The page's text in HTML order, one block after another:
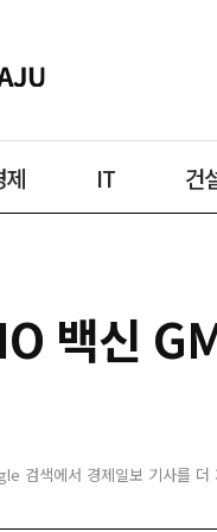
제 IT 건
백신
검색에서 경제일보 기사를 더